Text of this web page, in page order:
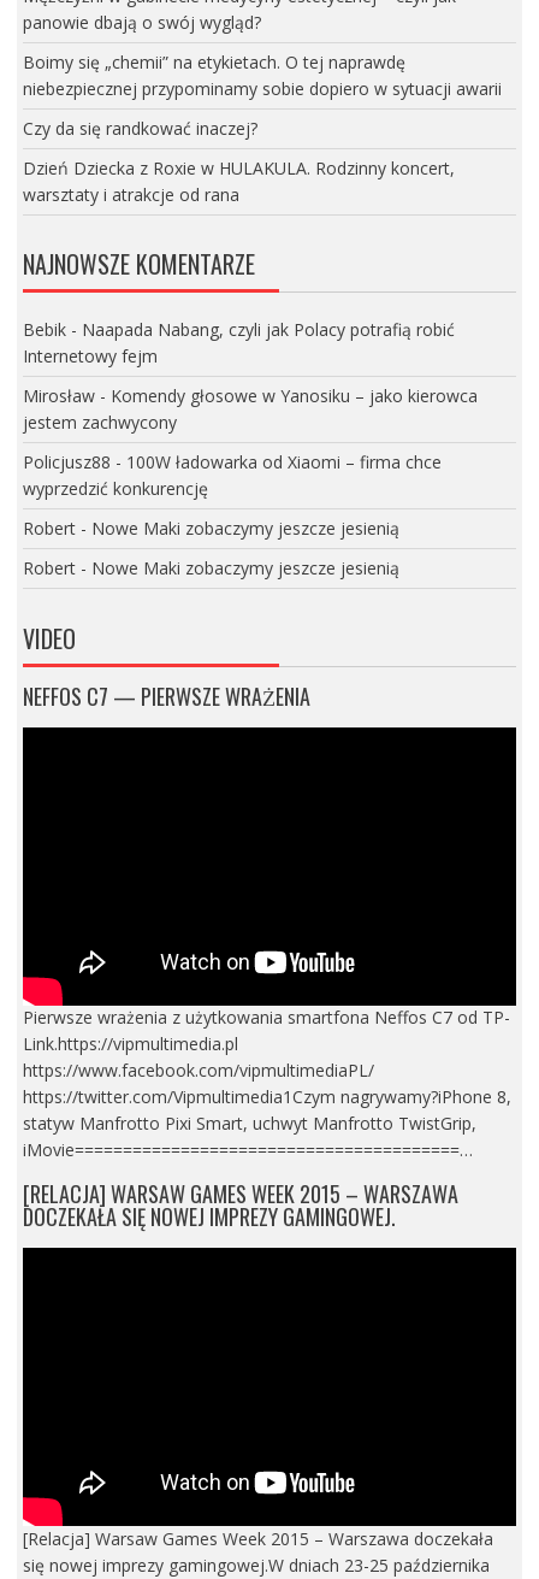
panowie dbają o swój wygląd?
Boimy się „chemii” na etykietach. O tej naprawdę
niebezpiecznej przypominamy sobie dopiero w sytuacji awarii
Czy da się randkować inaczej?
Dzień Dziecka z Roxie w HULAKULA. Rodzinny koncert,
warsztaty i atrakcje od rana
NAJNOWSZE KOMENTARZE
Bebik- Naapada Nabang, czyli jak Polacy potrafią robić
Internetowy fejm
Mirosław- Komendy głosowe w Yanosiku – jako kierowca
jestem zachwycony
Policjusz88 - 100W ładowarka od Xiaomi – firma chce
wyprzedzić konkurencję
Robert- Nowe Maki zobaczymy jeszcze jesienią
Robert- Nowe Maki zobaczymy jeszcze jesienią
VIDEO
NEFFOS C7 — PIERWSZE WRAŻENIA
Pierwsze wrażenia z użytkowania smartfona Neffos C7 od TP-
Link.https://vipmultimedia.pl
https://www.facebook.com/vipmultimediaPL/
https://twitter.com/Vipmultimedia1Czym nagrywamy?iPhone 8,
statyw Manfrotto Pixi Smart, uchwyt Manfrotto TwistGrip,
iMovie========================================…
[RELACJA] WARSAW GAMES WEEK 2015 – WARSZAWA
DOCZEKAŁA SIĘ NOWEJ IMPREZY GAMINGOWEJ.
[Relacja] Warsaw Games Week 2015 – Warszawa doczekała
się nowej imprezy gamingowej.W dniach 23-25 października